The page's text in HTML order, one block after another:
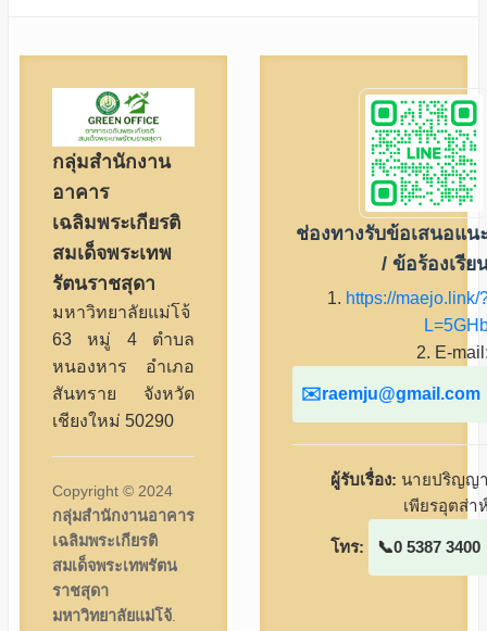
กลุ่มสำนักงาน
อาคาร
เฉลิมพระเกียรติ
สมเด็จพระเทพ
รัตนราชสุดา
มหาวิทยาลัยแม่โจ้
63 หมู่ 4 ตำบล
หนองหาร อำเภอ
สันทราย จังหวัด
เชียงใหม่ 50290
Copyright © 2024
กลุ่มสำนักงานอาคาร
เฉลิมพระเกียรติ
สมเด็จพระเทพรัตน
ราชสุดา
มหาวิทยาลัยแม่โจ้.
ช่องทางรับข้อเสนอแน
/ ข้อร้องเรีย
1. https://maejo.link/
2. E-
raemju@gmail.com
ผู้รับเรื่อง: นายปริญญ
เพียรอุตส่า
โทร: 0 5387 3400